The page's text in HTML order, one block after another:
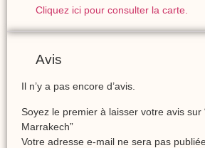
Cliquez ici pour consulter la carte.
Avis
Il n’y a pas encore d’avis.
Soyez le premier à laisser votre avis sur
Marrakech”
Votre adresse e-mail ne sera pas